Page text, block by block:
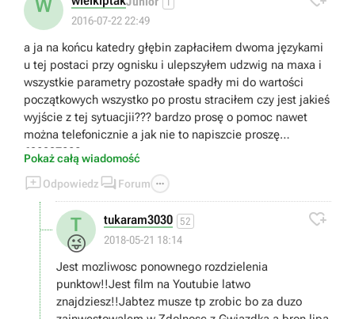
W
2016-07-22 22:49
a ja na końcu katedry głębin zapłaciłem dwoma językami
u tej postaci przy ognisku i ulepszyłem udzwig na maxa i
wszystkie parametry pozostałe spadły mi do wartości
początkowych wszystko po prostu straciłem czy jest jakieś
wyjście z tej sytuacjii??? bardzo prosę o pomoc nawet
można telefonicznie a jak nie to napiszcie proszę
698397202
Pokaż całą wiadomość
Odpowiedz  Forum 
T
😜
tukaram3030 52
2018-05-21 18:14

Jest mozliwosc ponownego rozdzielenia
punktow!!Jest film na Youtubie latwo
znajdziesz!!Jabtez musze tp zrobic bo za duzo